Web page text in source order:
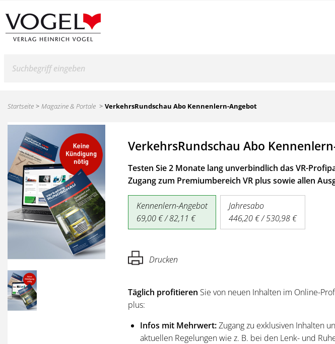
Startseite Magazine & Portale VerkehrsRundschau Abo Kennenlern-Angebot
VerkehrsRundschau Abo
Testen Sie 2 Monate lang unverbindlich das VR-
Zugang zum Premiumbereich VR plus sowieallen
Kennenlern-Angebot
69,00 € / 82,11 €
Jahresabo
446,20 € / 530,98 €
Drucken
Täglich profitieren Sie von neuen Inhalten im Online-
plus:
Infos mit Mehrwert:Zugang zu exklusiven Inhalten
aktuellen Regelungen wie z. B. bei den Lenk- und